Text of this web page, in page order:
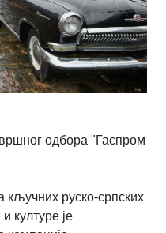
одбора "Гаспром
кључних руско-српских
културе је